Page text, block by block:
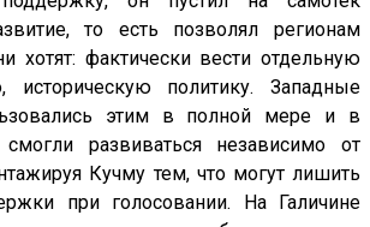
то есть позволял регионам
хотят: фактически вести отдельную
историческую политику. Западные
этим в полной мере и в
смогли развиваться независимо от
Кучму тем, что могут лишить
при голосовании. На Галичине